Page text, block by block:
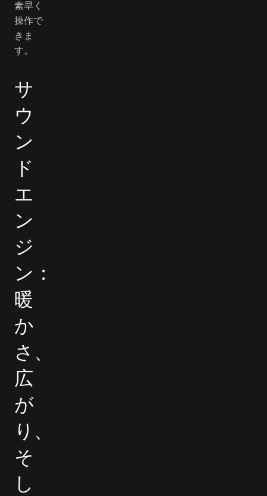
素早く
操作で
きま
す。
サ
ウ
ン
ド
エ
ン
ジ
ン：
暖
か
さ、
広
が
り、
そ
し